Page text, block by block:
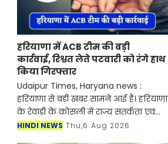
हरियाणा में ACB टीम की बड़ी
कार्रवाई, रिश्वत लेते पटवारी को रंगे हाथ
किया गिरफ्तार
Udaipur Times, Haryana news :
हरियाणा से बड़ी खबर सामने आई है। हरियाणा
के रेवाड़ी के कोसली में राज्य सतर्कता एवं
भ्रष्टाचार निरोधक ब्यूरो (SV&ACB) ने बड़ी
HINDI NEWS Thu,6 Aug 2026